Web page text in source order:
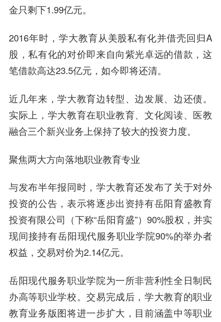
金只剩下1.99亿元。
2016年时，学大教育从美股私有化并借壳回归A
股，私有化的对价即来自向紫光卓远的借款，这
笔借款高达23.5亿元，如今即将还清。
近几年来，学大教育边转型、边发展、边还债。
实际上，学大教育在职业教育、文化阅读、医教
融合三个新兴业务上保持了较大的投资力度。
聚焦两大方向落地职业教育专业
与发布半年报同时，学大教育还发布了关于对外
投资的公告，表示将逐步出资持有岳阳育盛教育
投资有限公司（下称“岳阳育盛”）90%股权，并实
现间接持有岳阳现代服务职业学院90%的举办者
权益，交易对价为2.14亿元。
岳阳现代服务职业学院为一所非营利性全日制民
办高等职业学校。交易完成后，学大教育的职业
教育业务版图将进一步扩大，目前涵盖中等职业